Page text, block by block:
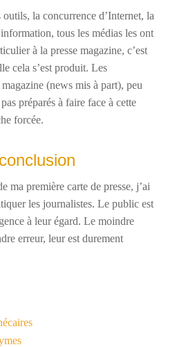
la concurrence d’Internet, la
tous les médias les ont
à la presse magazine, c’est
cela s’est produit. Les
(news mis à part), peu
préparés à faire face à cette
forcée.
ma première carte de presse, j’ai
les journalistes. Le public est
à leur égard. Le moindre
erreur, leur est durement